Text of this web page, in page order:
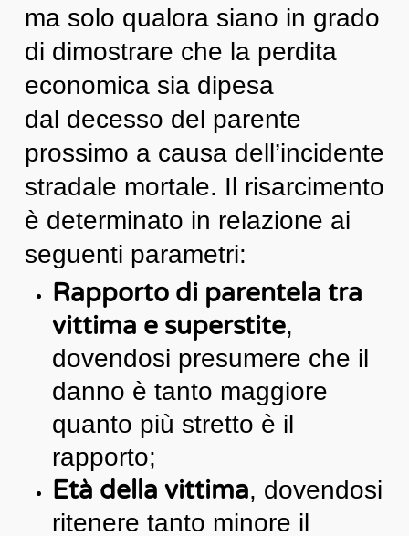
ma solo qualora siano in grado
di dimostrare che la perdita
economica sia dipesa
dal decesso del parente
prossimo a causa dell’incidente
stradale mortale. Il risarcimento
è determinato in relazione ai
seguenti parametri:
Rapporto di parentela tra
vittima e superstite,
dovendosi presumere che il
danno è tanto maggiore
quanto più stretto è il
rapporto;
Età della vittima, dovendosi
ritenere tanto minore il